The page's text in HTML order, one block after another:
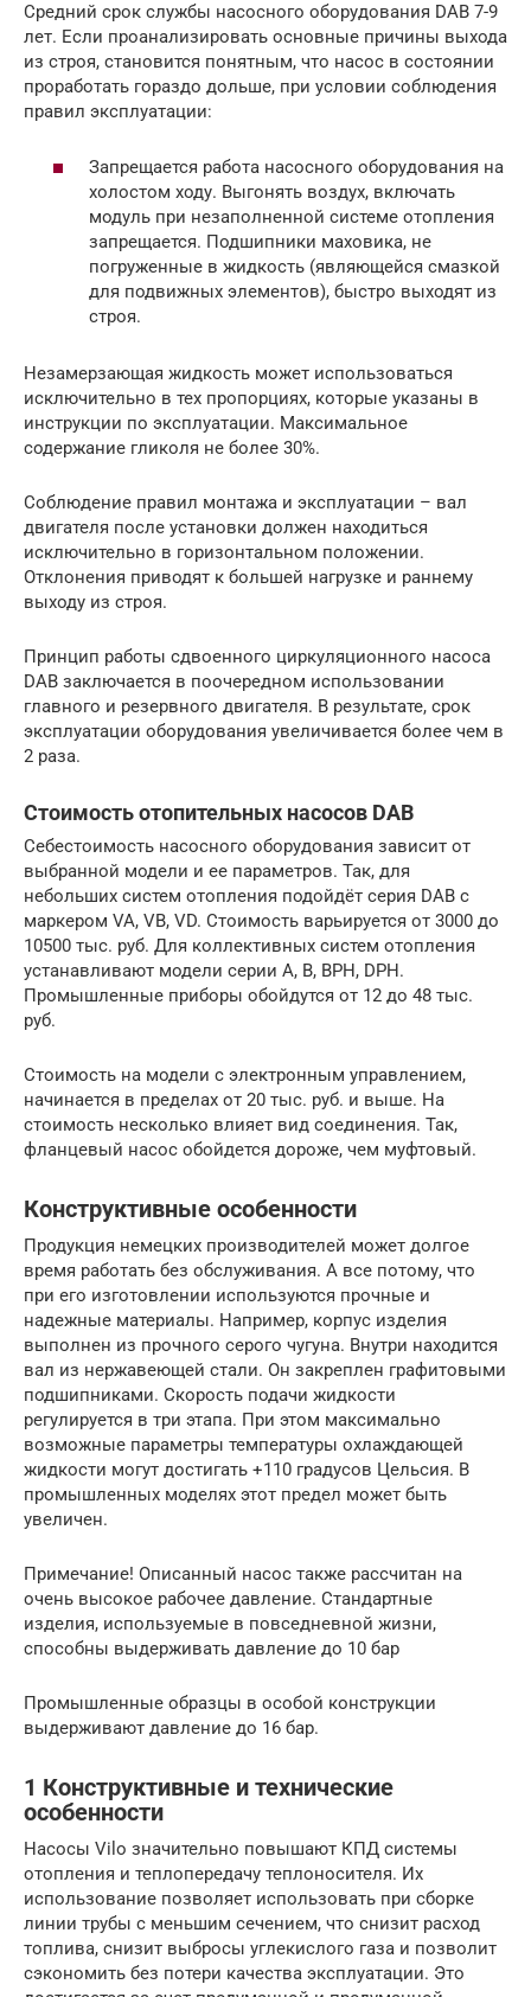
Средний срок службы насосного оборудования DAB 7-9
лет. Если проанализировать основные причины выхода
из строя, становится понятным, что насос в состоянии
проработать гораздо дольше, при условии соблюдения
правил эксплуатации:
Запрещается работа насосного оборудования на
холостом ходу. Выгонять воздух, включать
модуль при незаполненной системе отопления
запрещается. Подшипники маховика, не
погруженные в жидкость (являющейся смазкой
для подвижных элементов), быстро выходят из
строя.
Незамерзающая жидкость может использоваться
исключительно в тех пропорциях, которые указаны в
инструкции по эксплуатации. Максимальное
содержание гликоля не более 30%.
Соблюдение правил монтажа и эксплуатации – вал
двигателя после установки должен находиться
исключительно в горизонтальном положении.
Отклонения приводят к большей нагрузке и раннему
выходу из строя.
Принцип работы сдвоенного циркуляционного насоса
DAB заключается в поочередном использовании
главного и резервного двигателя. В результате, срок
эксплуатации оборудования увеличивается более чем в
2 раза.
Стоимость отопительных насосов DAB
Себестоимость насосного оборудования зависит от
выбранной модели и ее параметров. Так, для
небольших систем отопления подойдёт серия DAB с
маркером VA, VB, VD. Стоимость варьируется от 3000 до
10500 тыс. руб. Для коллективных систем отопления
устанавливают модели серии A, B, BPH, DPH.
Промышленные приборы обойдутся от 12 до 48 тыс.
руб.
Стоимость на модели с электронным управлением,
начинается в пределах от 20 тыс. руб. и выше. На
стоимость несколько влияет вид соединения. Так,
фланцевый насос обойдется дороже, чем муфтовый.
Конструктивные особенности
Продукция немецких производителей может долгое
время работать без обслуживания. А все потому, что
при его изготовлении используются прочные и
надежные материалы. Например, корпус изделия
выполнен из прочного серого чугуна. Внутри находится
вал из нержавеющей стали. Он закреплен графитовыми
подшипниками. Скорость подачи жидкости
регулируется в три этапа. При этом максимально
возможные параметры температуры охлаждающей
жидкости могут достигать +110 градусов Цельсия. В
промышленных моделях этот предел может быть
увеличен.
Примечание! Описанный насос также рассчитан на
очень высокое рабочее давление. Стандартные
изделия, используемые в повседневной жизни,
способны выдерживать давление до 10 бар
Промышленные образцы в особой конструкции
выдерживают давление до 16 бар.
1 Конструктивные и технические
особенности
Насосы Vilo значительно повышают КПД системы
отопления и теплопередачу теплоносителя. Их
использование позволяет использовать при сборке
линии трубы с меньшим сечением, что снизит расход
топлива, снизит выбросы углекислого газа и позволит
сэкономить без потери качества эксплуатации. Это